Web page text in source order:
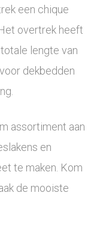
een chique
overtrek heeft
lengte van
dekbedden
assortiment aan
en
te maken. Kom
de mooiste